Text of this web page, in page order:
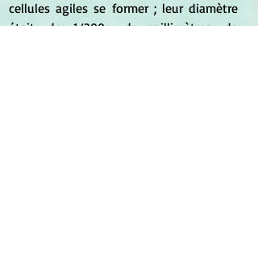
cellules agiles se former ; leur diamètre
était de 1/300e de millimètres de